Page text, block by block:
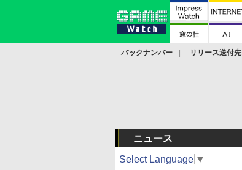
バックナンバー リリース送付先
ニュース
Select Language ▼